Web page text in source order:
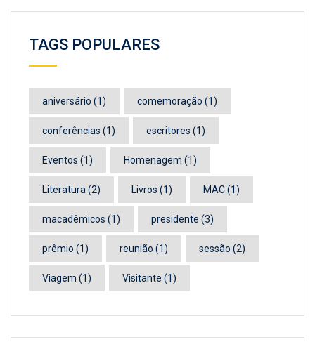
TAGS POPULARES
aniversário (1) comemoração (1)
conferências (1) escritores (1)
Eventos (1) Homenagem (1)
Literatura (2) Livros (1) MAC(1)
macadêmicos (1) presidente (3)
prêmio (1) reunião (1) sessão (2)
Viagem (1) Visitante (1)